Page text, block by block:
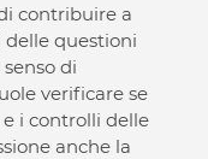
contribuire a
delle questioni
di
verificare se
i controlli delle
anche la